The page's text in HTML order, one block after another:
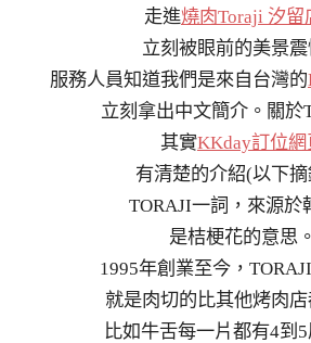
走進燒肉Toraji 汐留
立刻被眼前的美景震
服務人員知道我們是來自台灣的
立刻拿出中文簡介。關於
其實KKday訂位網
有清楚的介紹(以下摘
TORAJI一詞，來源於
是桔梗花的意思。
1995年創業至今，
就是肉切的比其他烤肉店
比如牛舌每一片都有4到5